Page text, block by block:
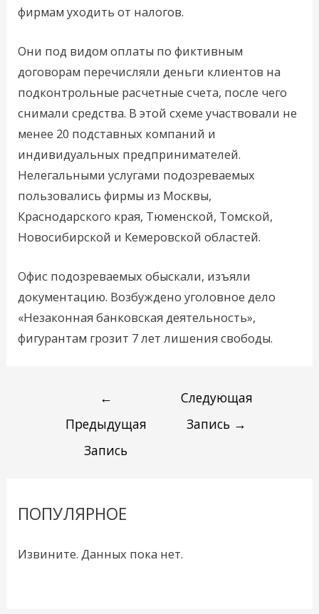
фирмам уходить от налогов.
Они под видом оплаты по фиктивным
договорам перечисляли деньги клиентов на
подконтрольные расчетные счета, после чего
снимали средства. В этой схеме участвовали не
менее 20 подставных компаний и
индивидуальных предпринимателей.
Нелегальными услугами подозреваемых
пользовались фирмы из Москвы,
Краснодарского края, Тюменской, Томской,
Новосибирской и Кемеровской областей.
Офис подозреваемых обыскали, изъяли
документацию. Возбуждено уголовное дело
«Незаконная банковская деятельность»,
фигурантам грозит 7 лет лишения свободы.
←
Предыдущая
Запись
Следующая
Запись →
ПОПУЛЯРНОЕ
Извините. Данных пока нет.